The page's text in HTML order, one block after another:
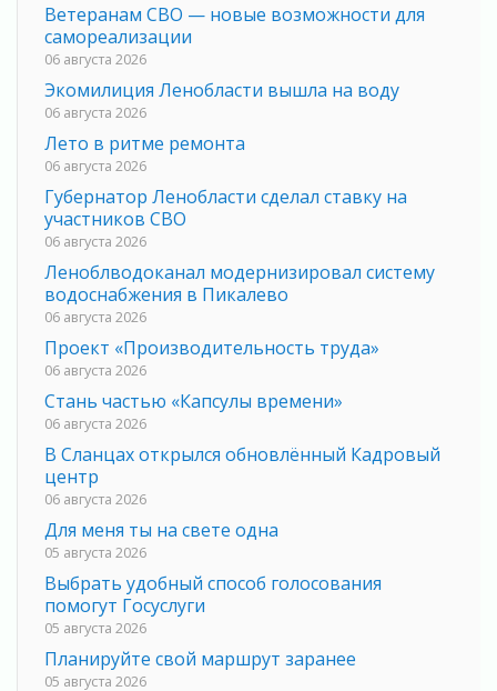
Ветеранам СВО — новые возможности для
самореализации
06 августа 2026
Экомилиция Ленобласти вышла на воду
06 августа 2026
Лето в ритме ремонта
06 августа 2026
Губернатор Ленобласти сделал ставку на
участников СВО
06 августа 2026
Леноблводоканал модернизировал систему
водоснабжения в Пикалево
06 августа 2026
Проект «Производительность труда»
06 августа 2026
Стань частью «Капсулы времени»
06 августа 2026
В Сланцах открылся обновлённый Кадровый
центр
06 августа 2026
Для меня ты на свете одна
05 августа 2026
Выбрать удобный способ голосования
помогут Госуслуги
05 августа 2026
Планируйте свой маршрут заранее
05 августа 2026